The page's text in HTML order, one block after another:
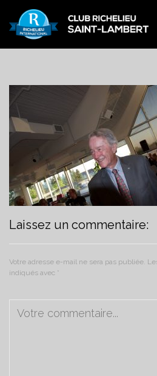
MEMBRES
ŒUVRES
NOUVELLES
CONTACT
MEMBRES
ŒUVRES
CONTACT
Laissez un commentaire:
Votre adresse e-mail ne sera pas publiée.
indiqués avec *